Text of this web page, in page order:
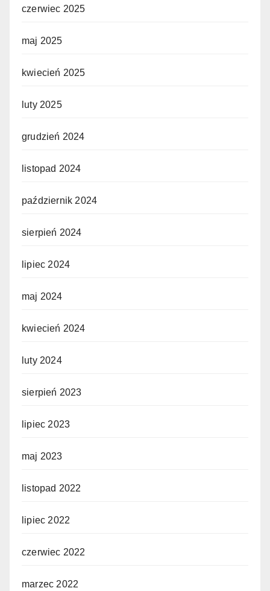
czerwiec 2025
maj 2025
kwiecień 2025
luty 2025
grudzień 2024
listopad 2024
październik 2024
sierpień 2024
lipiec 2024
maj 2024
kwiecień 2024
luty 2024
sierpień 2023
lipiec 2023
maj 2023
listopad 2022
lipiec 2022
czerwiec 2022
marzec 2022